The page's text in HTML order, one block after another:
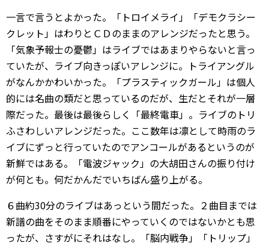
一言で言うとよかった。「トロイメライ」「デモクラシー
クレット」はわりとＣＤのままのアレンジだったと思う。
「気象予報士の憂鬱」はライブではあまりやらないと言っ
ていたが、ライブ向きっぽいアレンジに。トライアングル
がなんかかわいかった。「プラスティックガール」は個人
的には名曲の類だと思っているのだが、生だとそれが一層
際だった。最後は最後らしく「最終電車」。ライブのトリ
ふさわしいアレンジだった。ここ数年は凛として時雨のラ
イブにずっと行っていたのでアンコールがあるというのが
新鮮ではある。「電波ジャック」の大胡田さんの振り付け
が何とも。何だかんだでいちばん盛り上がる。
６曲約30分のライブはあっという間だった。２曲目までは
新譜の曲をそのまま順番にやっていくのではないかとも思
ったが、さすがにそれはなし。「脳内戦争」「トリップ」